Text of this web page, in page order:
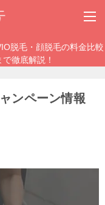
脱毛・顔脱毛の料金比較
徹底解説！
ンペーン情報